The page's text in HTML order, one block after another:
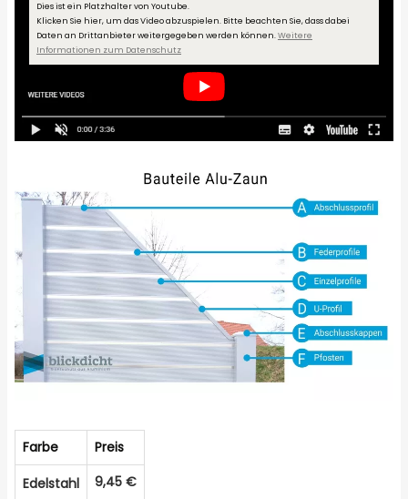
Dies ist ein Platzhalter von Youtube.
Klicken Sie hier, um das Video abzuspielen. Bitte beachten Sie, dass dabei
Daten an Drittanbieter weitergegeben werden können.Weitere
Informationen zum Datenschutz
Farbe
Preis
Edelstahl
9,45 €